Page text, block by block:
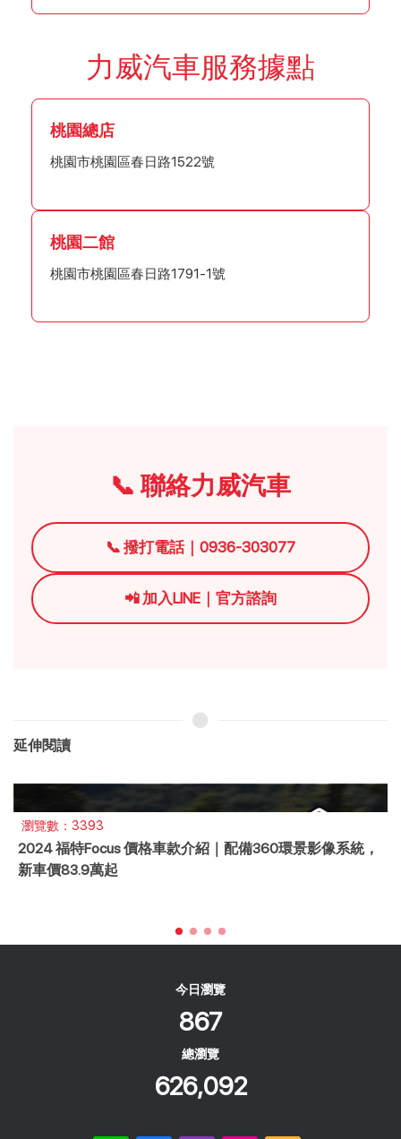
力威汽車服務據點
桃園總店
桃園市桃園區春日路1522號
桃園二館
桃園市桃園區春日路1791-1號
📞 聯絡力威汽車
📞 撥打電話｜0936-303077
📲 加入LINE｜官方諮詢
延伸閱讀
瀏覽數：283
2017 GLE350d Coupe二手值得買嗎？力威解析大斜背跑
旅通病
今日瀏覽
867
總瀏覽
626,092